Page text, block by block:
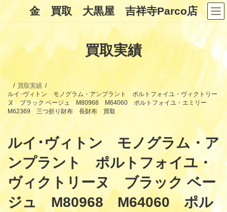
ン
キ
ッ
ー
に
移
金 買取 大黒屋 吉祥寺Parco店
買取実績
買取実績
ルイ･ヴィトン モノグラム・アンプラント ポルトフォイユ・ヴィクトリー
ヌ ブラック ベージュ M80968 M64060 ポルトフォイユ・エミリー
M62369 三つ折り財布 長財布 買取
ルイ･ヴィトン モノグラム・ア
ンプラント ポルトフォイユ・
ヴィクトリーヌ ブラック ベー
ジュ M80968 M64060 ポル